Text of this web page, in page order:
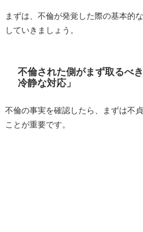
まずは、不倫が発覚した際の基本的
していきましょう。
不倫された側がまず取るべ
冷静な対応」
不倫の事実を確認したら、まずは不
ことが重要です。